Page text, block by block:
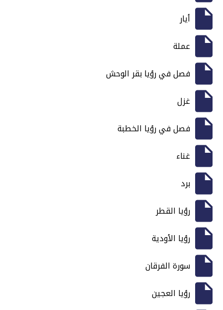
أيار
عملة
فصل في رؤيا بقر الوحش
غزل
فصل في رؤيا الخطبة
غناء
برد
رؤيا القطر
رؤيا الأودية
سورة الفرقان
رؤيا العجين